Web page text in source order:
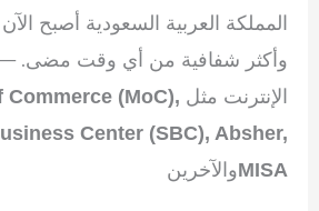
المملكة العربية السعودية أصبح
وأكثر شفافية من أي وقت مضى. —
الإنترنت مثل (MoC),
Center (SBC), Absher,
MISAوالآخرين